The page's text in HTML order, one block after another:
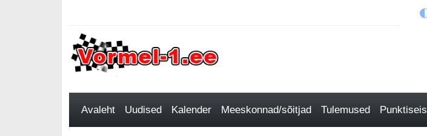
Avaleht Uudised Kalender Meeskonnad/sõitjad Tulemused Punktiseis